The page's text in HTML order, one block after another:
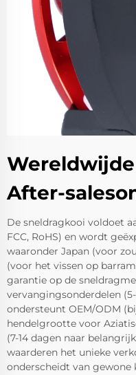
After-
De sneldragkooi voldoet
FCC, RoHS) en wordt
waaronder Japan (voor
(voor het vissen op
garantie op de
vervangingsonderdelen
ondersteunt OEM/ODM
hendelgrootte voor
(7-14 dagen naar
waarderen het unieke
onderscheidt van